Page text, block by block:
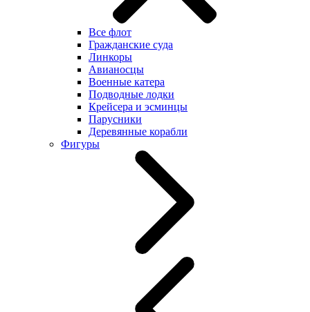
Все флот
Гражданские суда
Линкоры
Авианосцы
Военные катера
Подводные лодки
Крейсера и эсминцы
Парусники
Деревянные корабли
Фигуры